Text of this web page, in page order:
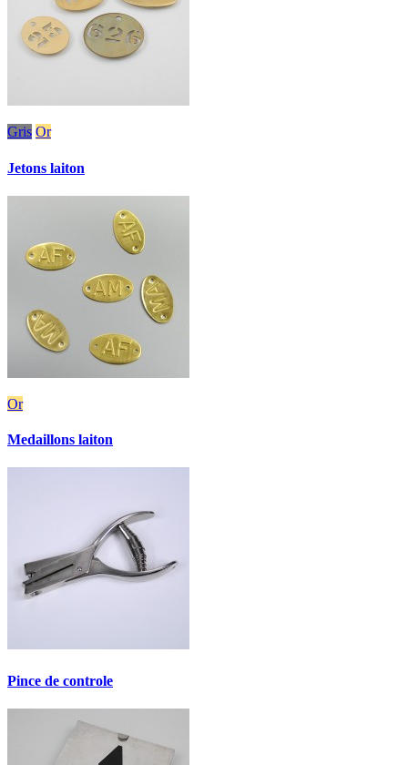
Gris Or
Jetons laiton
Or
Medaillons laiton
Pince de controle